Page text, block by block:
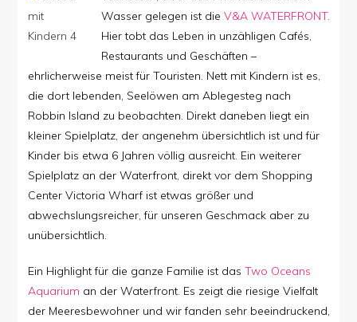
Wasser gelegen ist die V&A WATERFRONT.
Hier tobt das Leben in unzähligen Cafés,
Restaurants und Geschäften –
ehrlicherweise meist für Touristen. Nett mit Kindern ist es,
die dort lebenden, Seelöwen am Ablegesteg nach
Robbin Island zu beobachten. Direkt daneben liegt ein
kleiner Spielplatz, der angenehm übersichtlich ist und für
Kinder bis etwa 6 Jahren völlig ausreicht. Ein weiterer
Spielplatz an der Waterfront, direkt vor dem Shopping
Center Victoria Wharf ist etwas größer und
abwechslungsreicher, für unseren Geschmack aber zu
unübersichtlich.
Ein Highlight für die ganze Familie ist das Two Oceans
Aquarium an der Waterfront. Es zeigt die riesige Vielfalt
der Meeresbewohner und wir fanden sehr beeindruckend,